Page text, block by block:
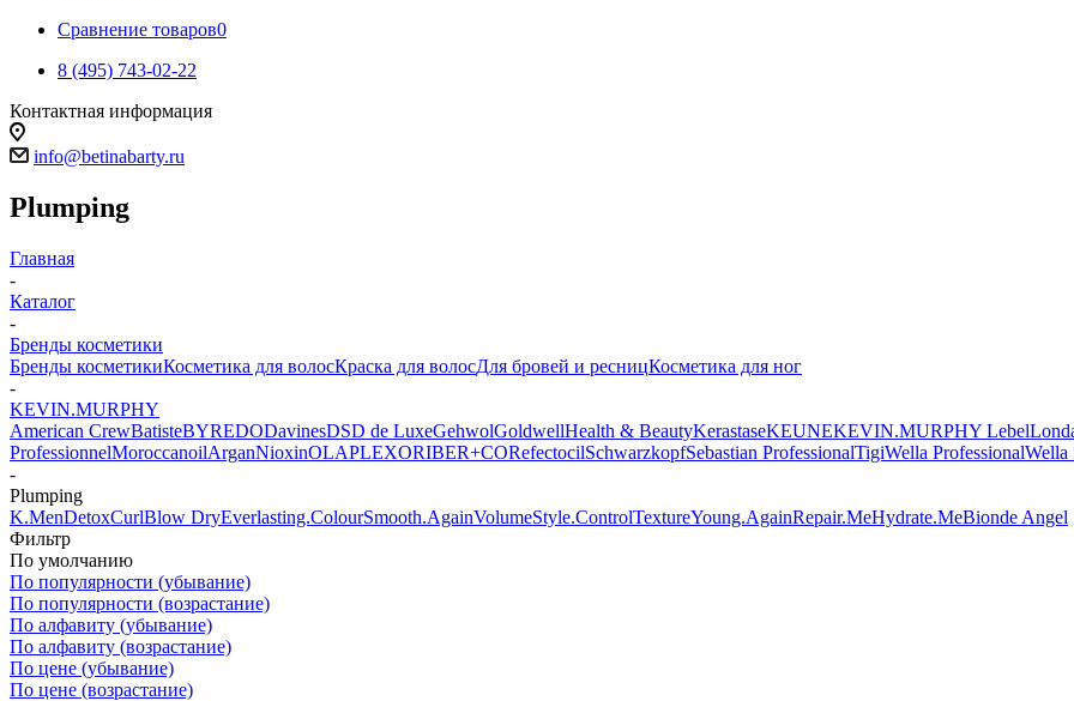
Сравнение товаров0
8 (495) 743-02-22
Контактная информация
info@betinabarty.ru
Plumping
Главная
-
Каталог
-
Бренды косметики
Бренды косметикиКосметика для волосКраска для волосДля бровей и ресницКосметика для ног
-
KEVIN.MURPHY
American CrewBatisteBYREDODavinesDSD de LuxeGehwolGoldwellHealth & BeautyKerastaseKEUNEKEVIN.MURPHY Lebel
ProfessionnelMoroccanoilArganNiохinOLAPLEXORIBER+CORefectocilSchwarzkopfSebastian ProfessionalTigiWella ProfessionalWella
-
Plumping
K.MenDetoxCurlBlow DryEverlasting.ColourSmooth.AgainVolumeStyle.ControlTextureYoung.AgainRepair.MeHydrate.MeBionde Angel
Фильтр
По умолчанию
По популярности (убывание)
По популярности (возрастание)
По алфавиту (убывание)
По алфавиту (возрастание)
По цене (убывание)
По цене (возрастание)